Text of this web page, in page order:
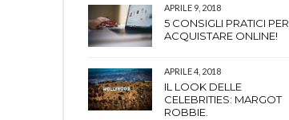
APRILE 9, 2018
5 CONSIGLI PRATICI PER
ACQUISTARE ONLINE!
APRILE 4, 2018
IL LOOK DELLE
CELEBRITIES: MARGOT
ROBBIE.